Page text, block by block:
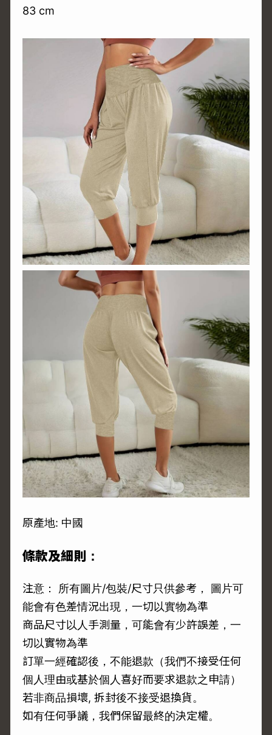
83 cm
原產地: 中國
條款及細則：
注意： 所有圖片/包裝/尺寸只供參考， 圖片可
能會有色差情況出現，一切以實物為準
商品尺寸以人手測量，可能會有少許誤差，一
切以實物為準
訂單一經確認後，不能退款（我們不接受任何
個人理由或基於個人喜好而要求退款之申請）
若非商品損壞, 拆封後不接受退換貨。
如有任何爭議，我們保留最終的決定權。